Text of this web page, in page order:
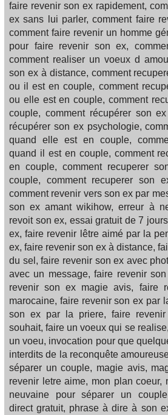
faire revenir son ex rapidement,
ex sans lui parler, comment faire
comment faire revenir un homme
pour faire revenir son ex,
comment realiser un voeux d
son ex à distance, comment
ou il est en couple, comment
ou elle est en couple, comment
couple, comment récupérer son
récupérer son ex psychologie,
quand elle est en couple,
quand il est en couple, comment
en couple, comment recuperer
couple, comment recuperer son
comment revenir vers son ex par
son ex amant wikihow, erreur à
revoit son ex, essai gratuit de 7
ex, faire revenir lêtre aimé par la
ex, faire revenir son ex à distance,
du sel, faire revenir son ex avec
avec un message, faire revenir
revenir son ex magie avis, faire
marocaine, faire revenir son ex par
son ex par la priere, faire
souhait, faire un voeux qui se
un voeu, invocation pour que
interdits de la reconquête
séparer un couple, magie avis,
revenir letre aime, mon plan coeur,
neuvaine pour séparer un
direct gratuit, phrase à dire à son